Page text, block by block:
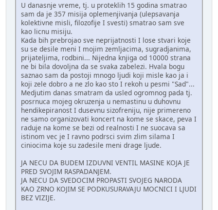
U danasnje vreme, tj. u proteklih 15 godina smatrao
sam da je 357 misija oplemenjivanja (ulepsavanja
kolektivne misli, filozofije I svesti) smatrao sam sve
kao licnu misiju.
Kada bih prebrojao sve neprijatnosti I lose stvari koje
su se desile meni I mojim zemljacima, sugradjanima,
prijateljima, rodbini... Nijedna knjiga od 10000 strana
ne bi bila dovoljna da se svaka zabelezi. Hvala bogu
saznao sam da postoji mnogo ljudi koji misle kao ja i
koji zele dobro a ne zlo kao sto I rekoh u pesmi "Sad"...
Medjutim danas smatram da usled ogromnog pada tj.
posrnuca mojeg okruzenja u nemastinu u duhovnu
hendikepiranost I dusevnu sizofreniju, nije primereno
ne samo organizovati koncert na kome se skace, peva I
raduje na kome se bezi od realnosti I ne suocava sa
istinom vec je I ravno podrsci svim zlim silama I
ciniocima koje su zadesile meni drage ljude.
JA NECU DA BUDEM IZDUVNI VENTIL MASINE KOJA JE
PRED SVOJIM RASPADANJEM.
JA NECU DA SVEDOCIM PROPASTI SVOJEG NARODA
KAO ZRNO KOJIM SE PODKUSURAVAJU MOCNICI I LJUDI
BEZ VIZIJE.